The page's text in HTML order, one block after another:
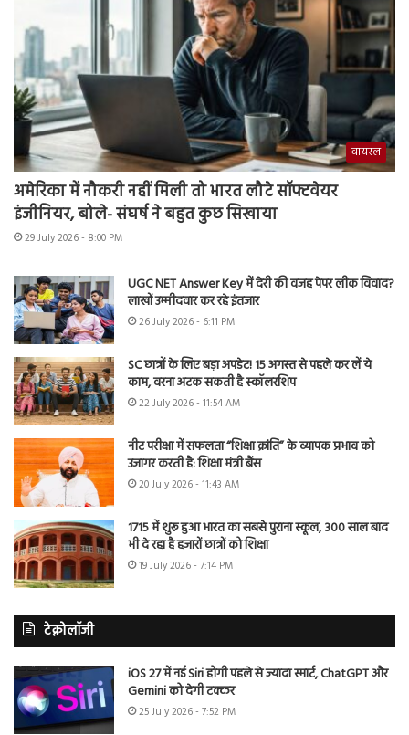
वायरल
अमेरिका में नौकरी नहीं मिली तो भारत लौटे सॉफ्टवेयर
इंजीनियर, बोले- संघर्ष ने बहुत कुछ सिखाया
29 July 2026 - 8:00 PM
UGC NET Answer Key में देरी की वजह पेपर लीक विवाद?
लाखों उम्मीदवार कर रहे इंतजार
26 July 2026 - 6:11 PM
SC छात्रों के लिए बड़ा अपडेट! 15 अगस्त से पहले कर लें ये
काम, वरना अटक सकती है स्कॉलरशिप
22 July 2026 - 11:54 AM
नीट परीक्षा में सफलता “शिक्षा क्रांति” के व्यापक प्रभाव को
उजागर करती है: शिक्षा मंत्री बैंस
20 July 2026 - 11:43 AM
1715 में शुरू हुआ भारत का सबसे पुराना स्कूल, 300 साल बाद
भी दे रहा है हजारों छात्रों को शिक्षा
19 July 2026 - 7:14 PM
टेक्नोलॉजी
iOS 27 में नई Siri होगी पहले से ज्यादा स्मार्ट, ChatGPT और
Gemini को देगी टक्कर
25 July 2026 - 7:52 PM